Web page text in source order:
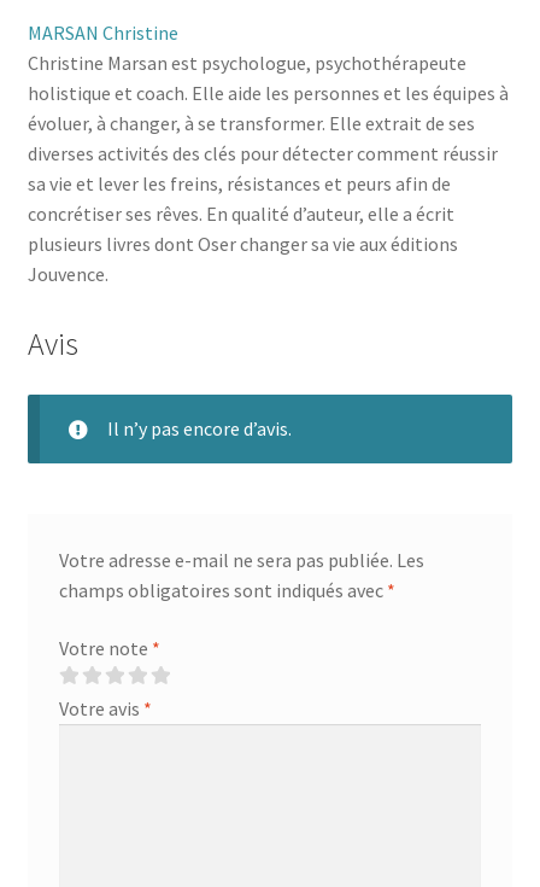
MARSAN Christine
Christine Marsan est psychologue, psychothérapeute
holistique et coach. Elle aide les personnes et les équipes à
évoluer, à changer, à se transformer. Elle extrait de ses
diverses activités des clés pour détecter comment réussir
sa vie et lever les freins, résistances et peurs afin de
concrétiser ses rêves. En qualité d’auteur, elle a écrit
plusieurs livres dont Oser changer sa vie aux éditions
Jouvence.
Avis
Il n’y pas encore d’avis.
Votre adresse e-mail ne sera pas publiée. Les
champs obligatoires sont indiqués avec *
Votre note *
Votre avis *